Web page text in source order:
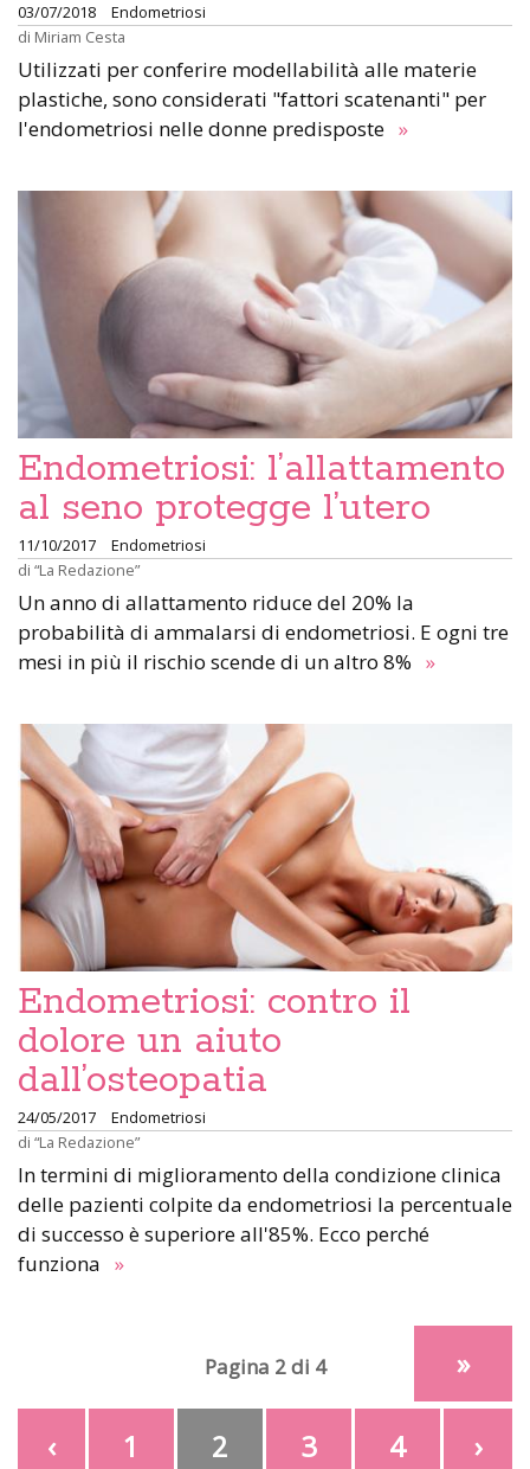
03/07/2018
Endometriosi
di Miriam Cesta
Utilizzati per conferire modellabilità alle materie
plastiche, sono considerati "fattori scatenanti" per
l'endometriosi nelle donne predisposte »
Endometriosi: l’allattamento
al seno protegge l’utero
11/10/2017
Endometriosi
di “La Redazione”
Un anno di allattamento riduce del 20% la
probabilità di ammalarsi di endometriosi. E ogni tre
mesi in più il rischio scende di un altro 8% »
Endometriosi: contro il
dolore un aiuto
dall’osteopatia
24/05/2017
Endometriosi
di “La Redazione”
In termini di miglioramento della condizione clinica
delle pazienti colpite da endometriosi la percentuale
di successo è superiore all'85%. Ecco perché
funziona »
Pagina 2 di 4
‹ 1 2 3 4 ›
»